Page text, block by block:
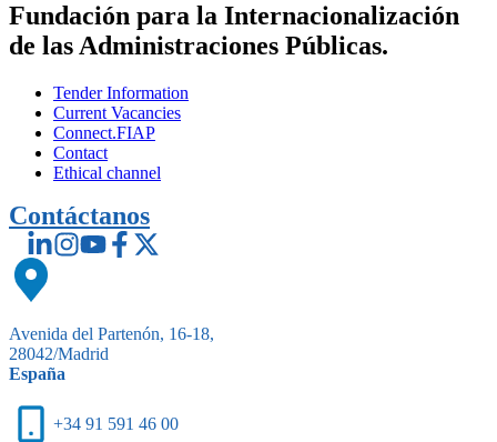
Fundación para la Internacionalización
de las Administraciones Públicas.
Tender Information
Current Vacancies
Connect.FIAP
Contact
Ethical channel
Contáctanos
Avenida del Partenón, 16-18,
28042/Madrid
España
+34 91 591 46 00